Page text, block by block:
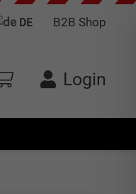
DE B2B Shop
Login